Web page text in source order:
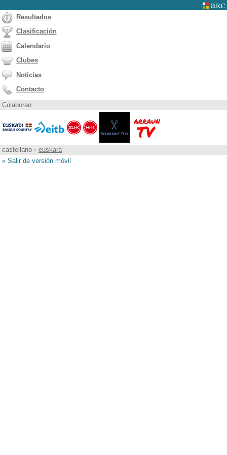
Resultados
Clasificación
Calendario
Clubes
Noticias
Contacto
Colaboran
castellano • euskara
« Salir de versión móvil